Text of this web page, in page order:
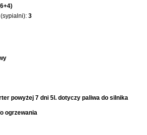
3
powyżej 7 dni 5l. dotyczy paliwa do silnika
ogrzewania